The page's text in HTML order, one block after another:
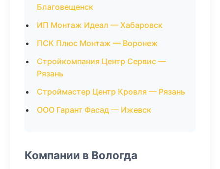
Благовещенск
ИП Монтаж Идеал — Хабаровск
ПСК Плюс Монтаж — Воронеж
Стройкомпания Центр Сервис —
Рязань
Строймастер Центр Кровля — Рязань
ООО Гарант Фасад — Ижевск
Компании в Вологда